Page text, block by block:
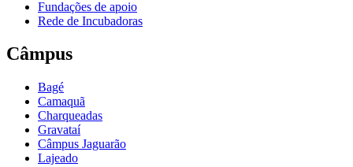
Fundações de apoio
Rede de Incubadoras
Câmpus
Bagé
Camaquã
Charqueadas
Gravataí
Câmpus Jaguarão
Lajeado